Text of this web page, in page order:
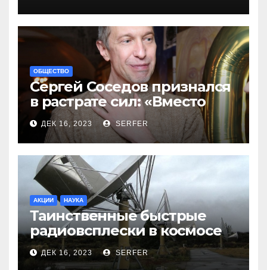
ОБЩЕСТВО
Сергей Соседов признался
в растрате сил: «Вместо
меня взяли Пригожина»
ДЕК 16, 2023 SERFER
АКЦИИ НАУКА
Таинственные быстрые
радиовсплески в космосе
сделались все более
странными
ДЕК 16, 2023 SERFER